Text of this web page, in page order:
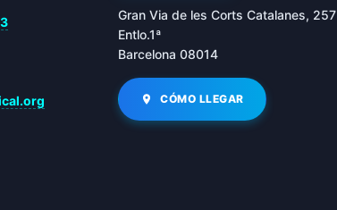
Gran Via de les Corts Catalanes, 257
Entlo.1ª
Barcelona 08014
CÓMO LLEGAR